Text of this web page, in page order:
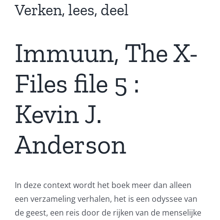
Verken, lees, deel
Immuun, The X-
Files file 5 :
Kevin J.
Anderson
In deze context wordt het boek meer dan alleen
een verzameling verhalen, het is een odyssee van
de geest, een reis door de rijken van de menselijke